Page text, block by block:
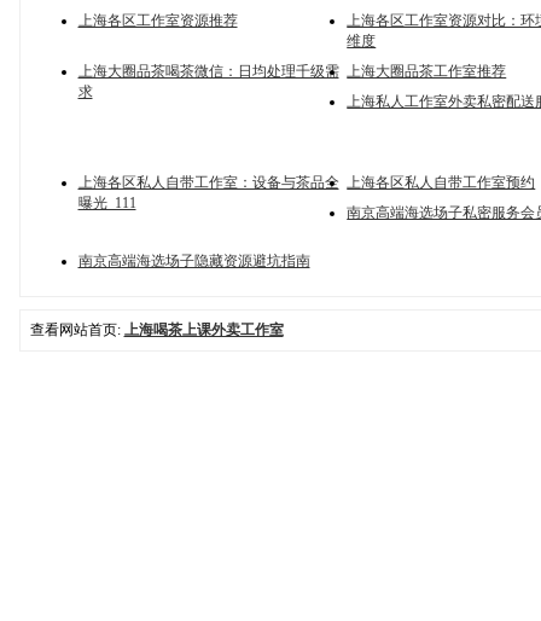
上海各区工作室资源推荐
上海各区工作室资源对比：环
维度
上海大圈品茶喝茶微信：日均处理千级需
求
上海大圈品茶工作室推荐
上海私人工作室外卖私密配送
上海各区私人自带工作室：设备与茶品全
曝光_111
上海各区私人自带工作室预约
南京高端海选场子私密服务会
南京高端海选场子隐藏资源避坑指南
查看网站首页: 上海喝茶上课外卖工作室